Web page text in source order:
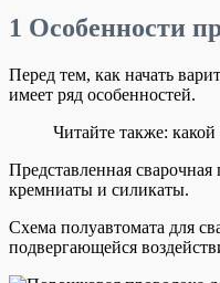
1 Особенности
Перед тем, как начать
имеет ряд особенностей.
Читайте также:
Представленная
кремниаты и силикаты.
Схема полуавтомата для
подвергающейся